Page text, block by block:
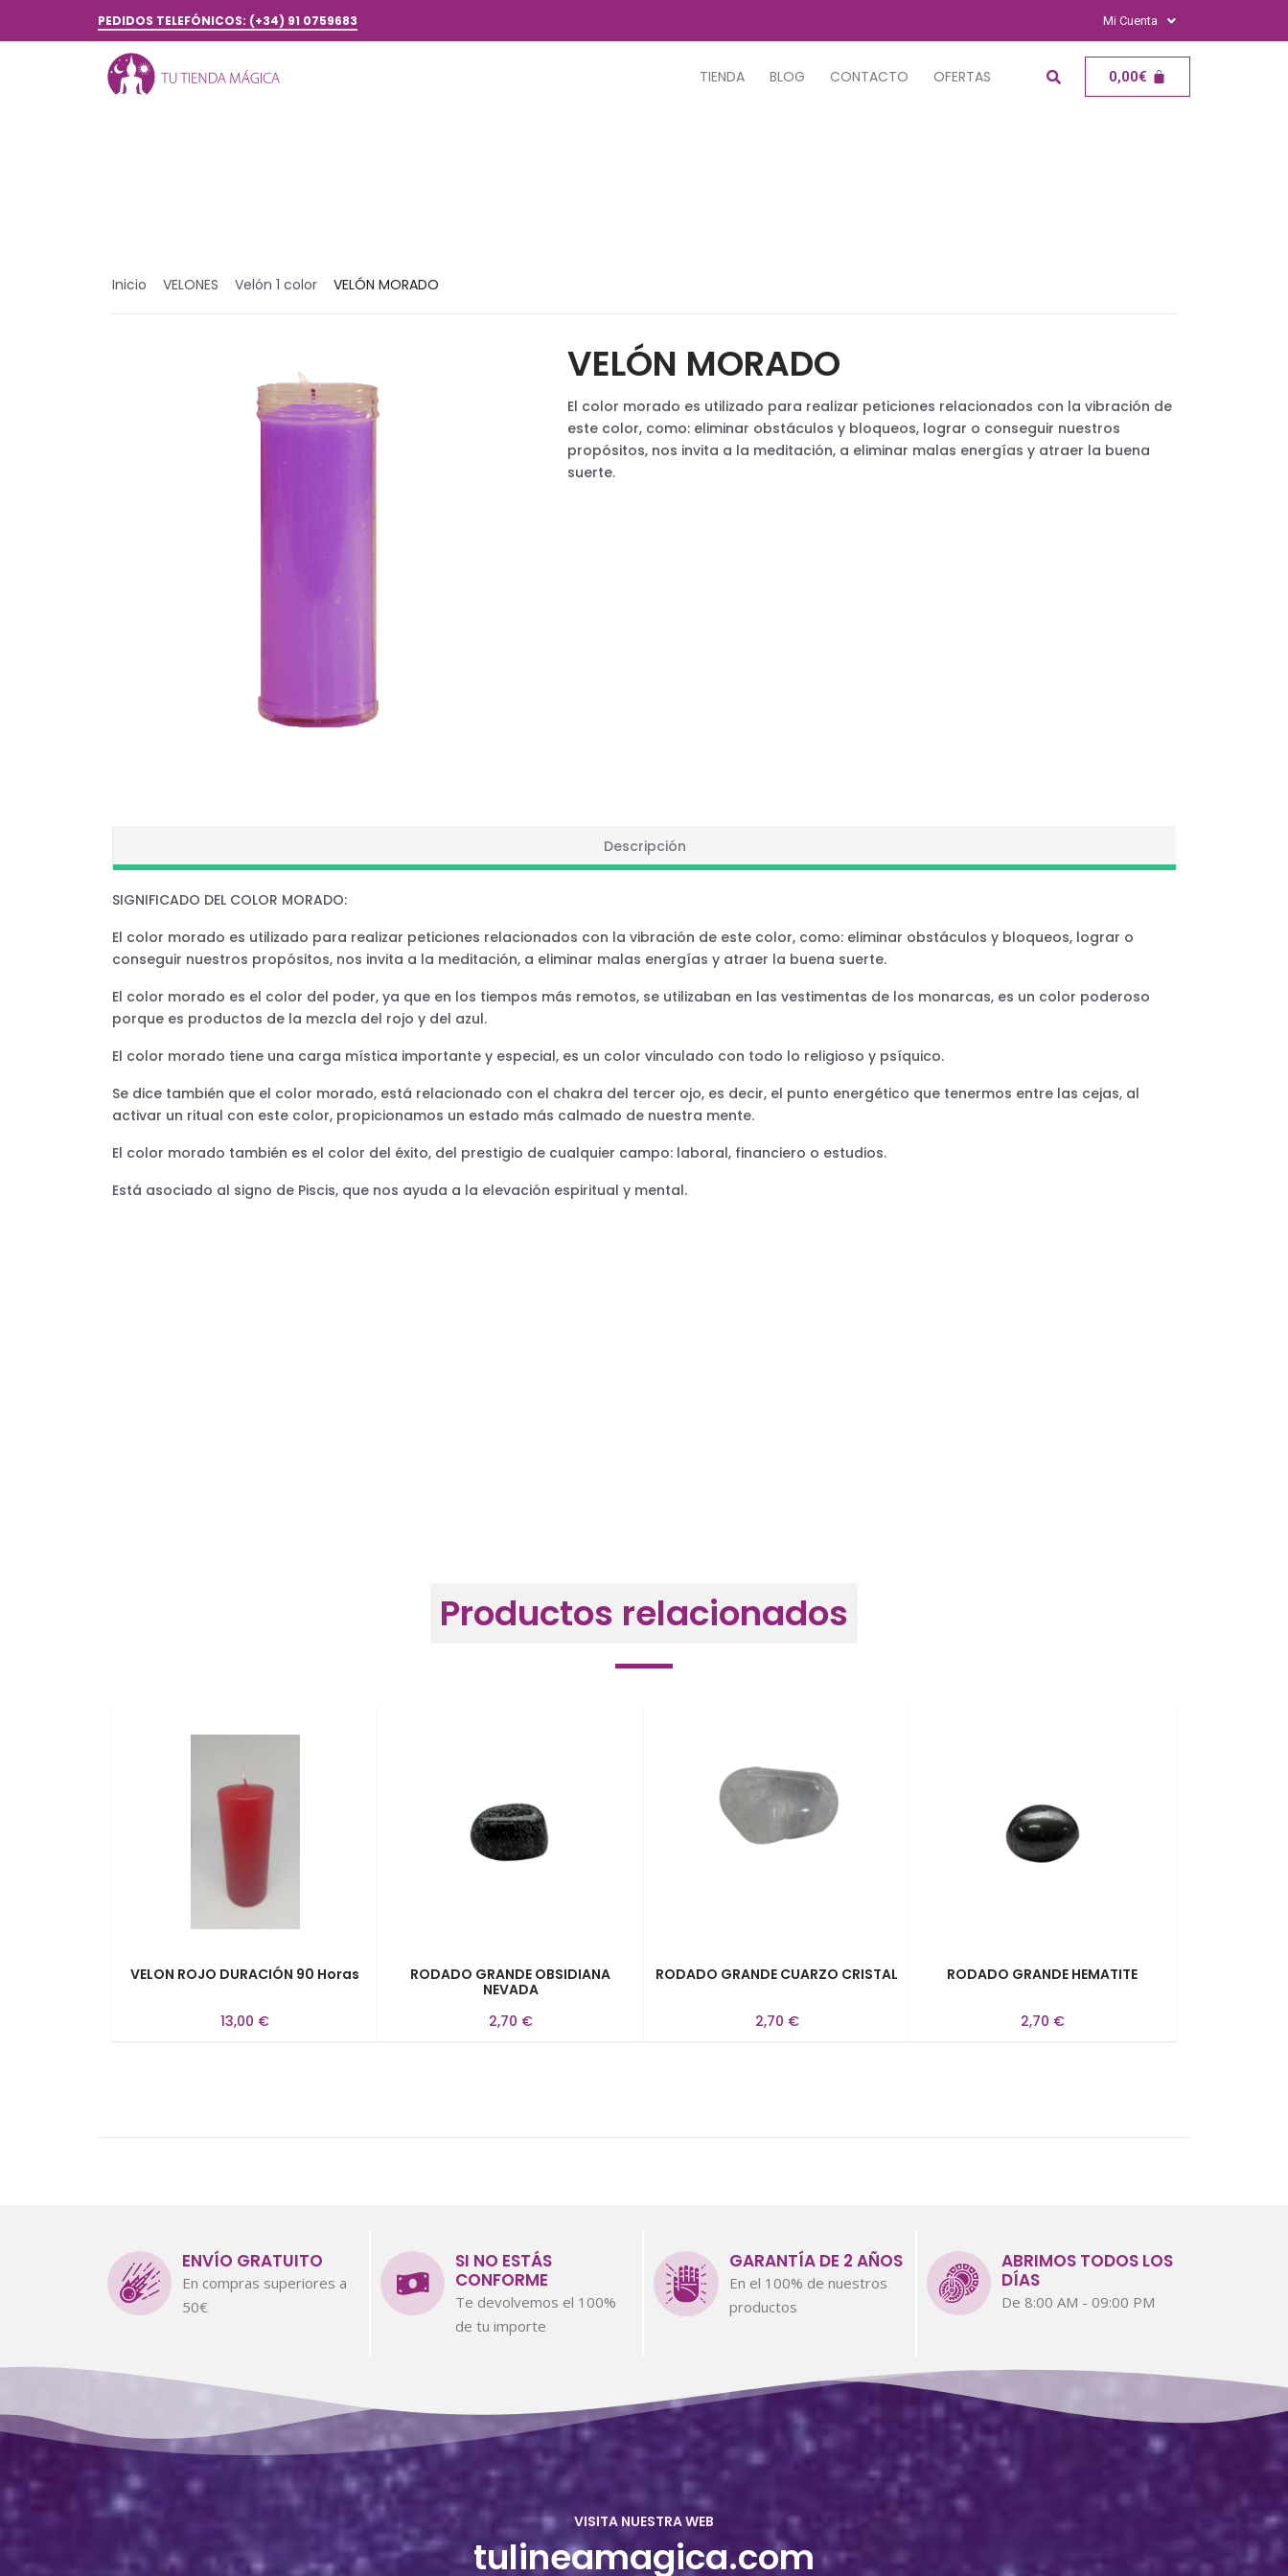
PEDIDOS TELEFÓNICOS: (+34) 91 0759683 Mi Cuenta
TIENDA BLOG CONTACTO OFERTAS 0,00€
Inicio VELONES Velón 1 color VELÓN MORADO
VELÓN MORADO
El color morado es utilizado para realizar peticiones relacionados con la vibración de
este color, como: eliminar obstáculos y bloqueos, lograr o conseguir nuestros
propósitos, nos invita a la meditación, a eliminar malas energías y atraer la buena
suerte.
Descripción
SIGNIFICADO DEL COLOR MORADO:
El color morado es utilizado para realizar peticiones relacionados con la vibración de este color, como: eliminar obstáculos y bloqueos, lograr o
conseguir nuestros propósitos, nos invita a la meditación, a eliminar malas energías y atraer la buena suerte.
El color morado es el color del poder, ya que en los tiempos más remotos, se utilizaban en las vestimentas de los monarcas, es un color poderoso
porque es productos de la mezcla del rojo y del azul.
El color morado tiene una carga mística importante y especial, es un color vinculado con todo lo religioso y psíquico.
Se dice también que el color morado, está relacionado con el chakra del tercer ojo, es decir, el punto energético que tenermos entre las cejas, al
activar un ritual con este color, propicionamos un estado más calmado de nuestra mente.
El color morado también es el color del éxito, del prestigio de cualquier campo: laboral, financiero o estudios.
Está asociado al signo de Piscis, que nos ayuda a la elevación espiritual y mental.
Productos relacionados
VELON ROJO DURACIÓN 90 Horas
13,00 €
RODADO GRANDE OBSIDIANA
NEVADA
2,70 €
RODADO GRANDE CUARZO CRISTAL
2,70 €
RODADO GRANDE HEMATITE
2,70 €
ENVÍO GRATUITO
En compras superiores a
50€
SI NO ESTÁS
CONFORME
Te devolvemos el 100%
de tu importe
GARANTÍA DE 2 AÑOS
En el 100% de nuestros
productos
ABRIMOS TODOS LOS
DÍAS
De 8:00 AM - 09:00 PM
VISITA NUESTRA WEB
tulineamagica.com